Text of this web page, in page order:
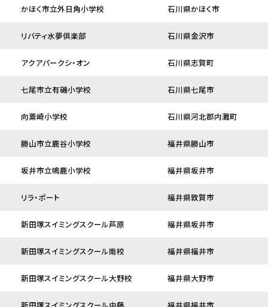
かほく市立外日角小学校 石川県かほく市
リバティ水夢倶楽部 石川県金沢市
アクアパークシ・オン 石川県志賀町
七尾市立有磯小学校 石川県七尾市
向粟崎小学校 石川県河北郡内灘町
勝山市立鹿谷小学校 福井県勝山市
坂井市立鳴鹿小学校 福井県坂井市
リラ・ポート 福井県敦賀市
新田塚スイミングスクール芦原 福井県坂井市
新田塚スイミングスクール南校 福井県福井市
新田塚スイミングスクール大野校 福井県大野市